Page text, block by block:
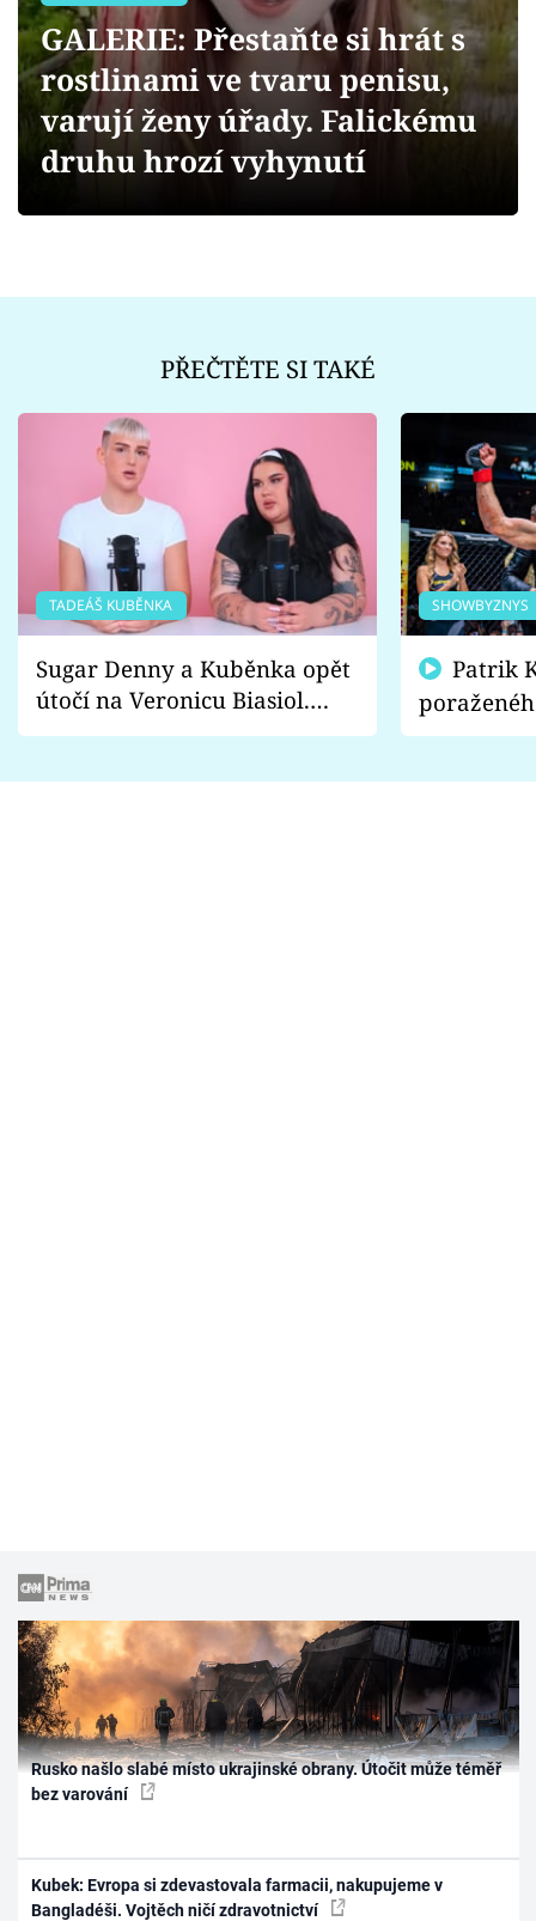
Videa
Sledujte prima+
GALERIE: Přestaňte si hrát s
rostlinami ve tvaru penisu,
varují ženy úřady. Falickému
druhu hrozí vyhynutí
PŘEČTĚTE SI TAKÉ
TADEÁŠ KUBĚNKA
Sugar Denny a Kuběnka opět
útočí na Veronicu Biasiol.
Proč je podle nich falešná a
SHOWBYZNYS
fanoušci
Rusko našlo slabé místo ukrajinské obrany. Útočit může téměř
bez varování
Kubek: Evropa si zdevastovala farmacii, nakupujeme v
Bangladéši. Vojtěch ničí zdravotnictví